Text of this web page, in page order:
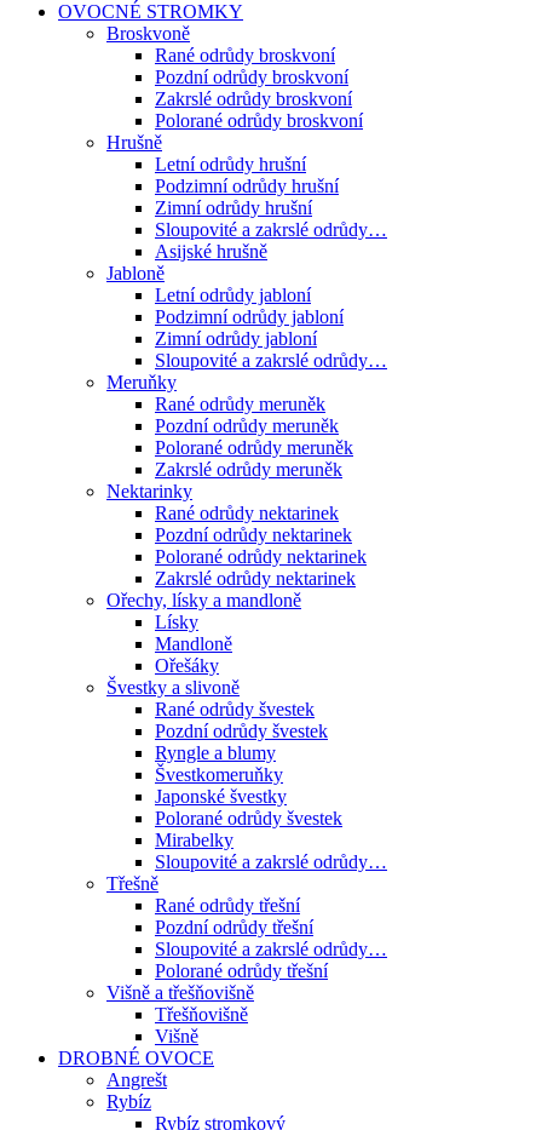
OVOCNÉ STROMKY
Broskvoně
Rané odrůdy broskvoní
Pozdní odrůdy broskvoní
Zakrslé odrůdy broskvoní
Polorané odrůdy broskvoní
Hrušně
Letní odrůdy hrušní
Podzimní odrůdy hrušní
Zimní odrůdy hrušní
Sloupovité a zakrslé odrůdy…
Asijské hrušně
Jabloně
Letní odrůdy jabloní
Podzimní odrůdy jabloní
Zimní odrůdy jabloní
Sloupovité a zakrslé odrůdy…
Meruňky
Rané odrůdy meruněk
Pozdní odrůdy meruněk
Polorané odrůdy meruněk
Zakrslé odrůdy meruněk
Nektarinky
Rané odrůdy nektarinek
Pozdní odrůdy nektarinek
Polorané odrůdy nektarinek
Zakrslé odrůdy nektarinek
Ořechy, lísky a mandloně
Lísky
Mandloně
Ořešáky
Švestky a slivoně
Rané odrůdy švestek
Pozdní odrůdy švestek
Ryngle a blumy
Švestkomeruňky
Japonské švestky
Polorané odrůdy švestek
Mirabelky
Sloupovité a zakrslé odrůdy…
Třešně
Rané odrůdy třešní
Pozdní odrůdy třešní
Sloupovité a zakrslé odrůdy…
Polorané odrůdy třešní
Višně a třešňovišně
Třešňovišně
Višně
DROBNÉ OVOCE
Angrešt
Rybíz
Rybíz stromkový